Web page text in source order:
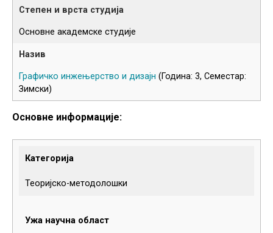
Основне академске студије
Графичко инжењерство и дизајн (Година: 3, Семестар:
Зимски)
Основне информације:
Категорија
Теоријско-методолошки
Ужа научна област